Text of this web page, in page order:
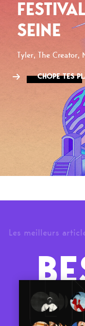
SEINE
Tyler, The Creator,
CHOPE TES
Les meilleurs